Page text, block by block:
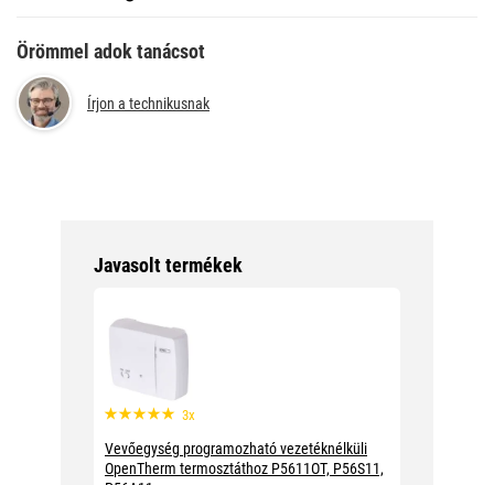
Örömmel adok tanácsot
Írjon a technikusnak
Javasolt termékek
3x
Vevőegység programozható vezetéknélküli
OpenTherm termosztáthoz P5611OT, P56S11,